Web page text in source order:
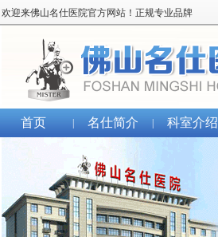
欢迎来佛山名仕医院官方网站！正规专业品牌
首页 名仕简介 科室介绍